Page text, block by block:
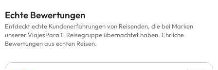
Echte Bewertungen
Entdeckt echte Kundenerfahrungen von Reisenden, die bei Marken
unserer ViajesParaTi Reisegruppe übernachtet haben. Ehrliche
Bewertungen aus echten Reisen.